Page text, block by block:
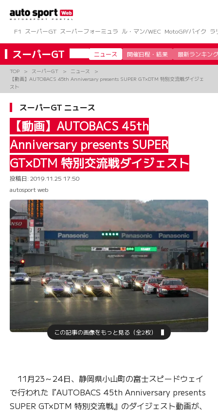
ツ
へ
ス
キ
F1 スーパーGT スーパーフォーミュラ ル・マン/WEC MotoGP/バイク ラ
スーパーGT ニュース 開催日程・結果 最新ランキング
TOP スーパーGT
ニュース
【動画】AUTOBACS 45th Anniversary presents SUPER GT×DTM 特別交流戦ダイジェ
スト
スーパーGT ニュース
【動画】AUTOBACS 45th
Anniversary presents SUPER
GT×DTM 特別交流戦ダイジェスト
投稿日: 2019.11.25 17:50
autosport web
この記事の画像をもっと見る（全2枚）
11月23～24日、静岡県小山町の富士スピードウェイ
で行われた『AUTOBACS 45th Anniversary presents
SUPER GT×DTM 特別交流戦』のダイジェスト動画が、